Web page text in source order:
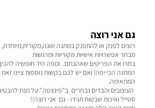
גם אני רוצה
רוצים לפנק או להתפנק במתנה שונה,מקורית,מיוחדת,
מבחר אפשרויות אישיות מקוריות ומרגשות
בחרו את הפריטים שאהבתם.. ומפה היד חופשיה
המתנה הכי יפה! ואם יש לכם בקשות נוספות ציינו
המתאימה.
העיצובים והבדים נבחרים ב"פינצטה" על מנת להבטיח
סטייל ואיכות שבטוח תגידו - גם אני רוצה!!